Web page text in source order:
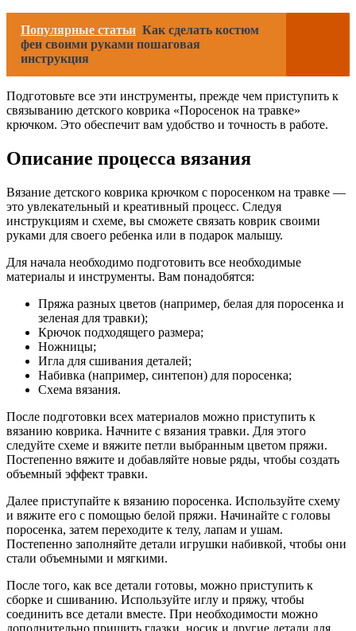
Популярные статьи Как сделать костюм
феи своими руками пошаговая
инструкция
Подготовьте все эти инструменты, прежде чем приступить к
связыванию детского коврика «Поросенок на травке»
крючком. Это обеспечит вам удобство и точность в работе.
Описание процесса вязания
Вязание детского коврика крючком с поросенком на травке —
это увлекательный и креативный процесс. Следуя
инструкциям и схеме, вы сможете связать коврик своими
руками для своего ребенка или в подарок малышу.
Для начала необходимо подготовить все необходимые
материалы и инструменты. Вам понадобятся:
Пряжа разных цветов (например, белая для поросенка и
зеленая для травки);
Крючок подходящего размера;
Ножницы;
Игла для сшивания деталей;
Набивка (например, синтепон) для поросенка;
Схема вязания.
После подготовки всех материалов можно приступить к
вязанию коврика. Начните с вязания травки. Для этого
следуйте схеме и вяжите петли выбранным цветом пряжи.
Постепенно вяжите и добавляйте новые ряды, чтобы создать
объемный эффект травки.
Далее приступайте к вязанию поросенка. Используйте схему
и вяжите его с помощью белой пряжи. Начинайте с головы
поросенка, затем переходите к телу, лапам и ушам.
Постепенно заполняйте детали игрушки набивкой, чтобы они
стали объемными и мягкими.
После того, как все детали готовы, можно приступить к
сборке и сшиванию. Используйте иглу и пряжу, чтобы
соединить все детали вместе. При необходимости можно
дополнительно пришить глазки, носик и другие детали для